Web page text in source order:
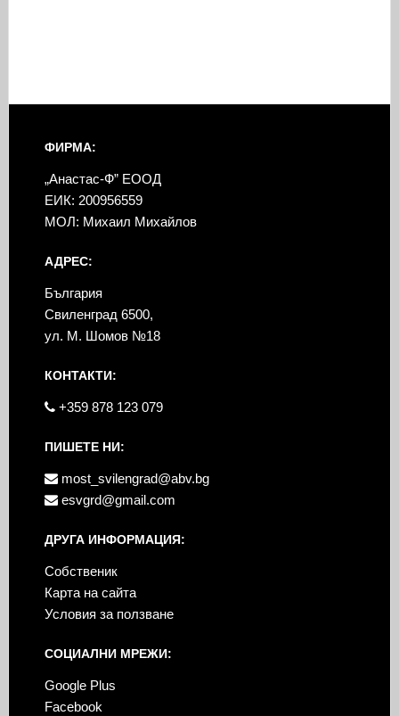
ФИРМА:
„Анастас-Ф” ЕООД
ЕИК: 200956559
МОЛ: Михаил Михайлов
АДРЕС:
България
Свиленград 6500,
ул. М. Шомов №18
КОНТАКТИ:
+359 878 123 079
ПИШЕТЕ НИ:
most_svilengrad@abv.bg
esvgrd@gmail.com
ДРУГА ИНФОРМАЦИЯ:
Собственик
Карта на сайта
Условия за ползване
СОЦИАЛНИ МРЕЖИ:
Google Plus
Facebook